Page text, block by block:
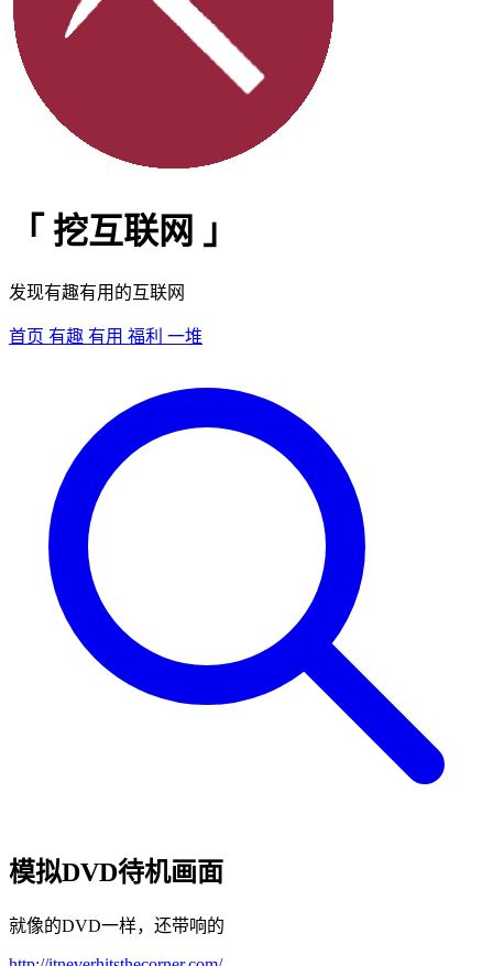
「 挖互联网 」
发现有趣有用的互联网
首页 有趣 有用 福利 一堆
模拟DVD待机画面
就像的DVD一样，还带响的